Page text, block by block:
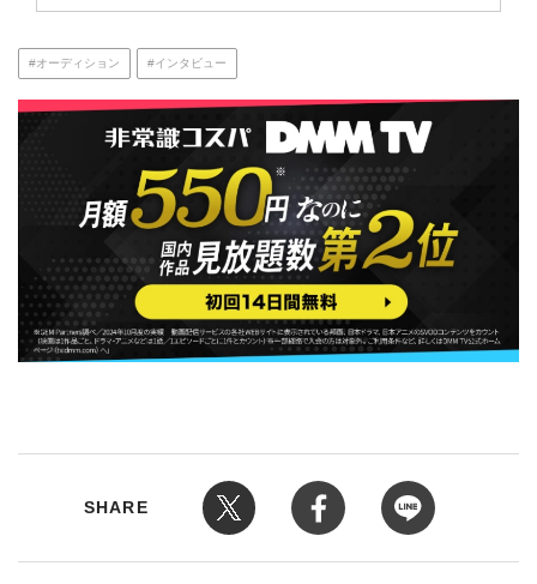
#オーディション #インタビュー
SHARE